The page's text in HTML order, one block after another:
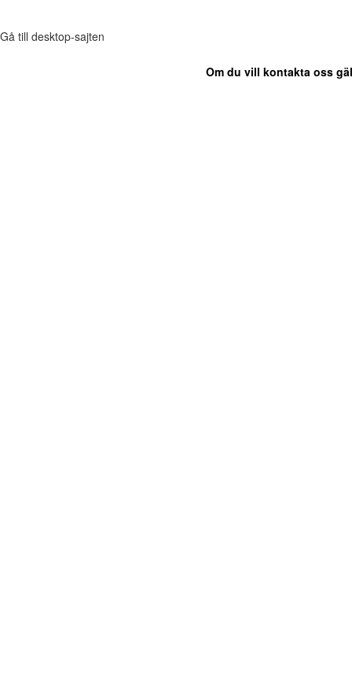
Gå till desktop-sajten
Om du vill kontakta oss